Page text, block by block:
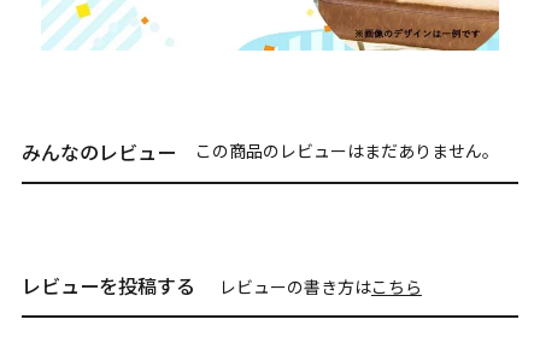
みんなのレビュー この商品のレビューはまだありません。
レビューを投稿する レビューの書き方はこちら